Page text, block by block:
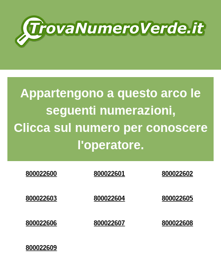
Appartengono a questo arco le
seguenti numerazioni,
Clicca sul numero per conoscere
l'operatore.
800022600 800022601 800022602
800022603 800022604 800022605
800022606 800022607 800022608
800022609